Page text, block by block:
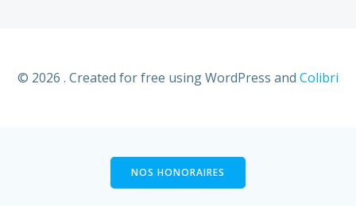
© 2026 . Created for free using WordPress and Colibri
NOS HONORAIRES